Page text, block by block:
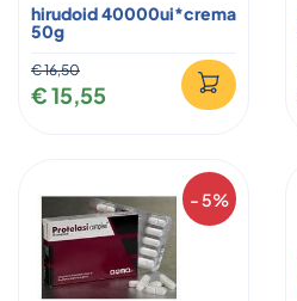
hirudoid 40000ui*crema
50g
€ 16,50
€ 15,55
- 5%